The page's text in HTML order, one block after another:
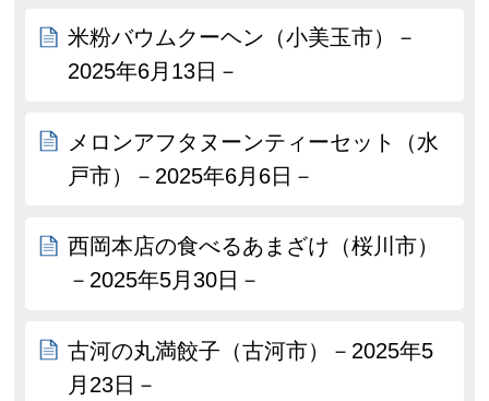
米粉バウムクーヘン（小美玉市）－
2025年6月13日－
メロンアフタヌーンティーセット（水
戸市）－2025年6月6日－
西岡本店の食べるあまざけ（桜川市）
－2025年5月30日－
古河の丸満餃子（古河市）－2025年5
月23日－